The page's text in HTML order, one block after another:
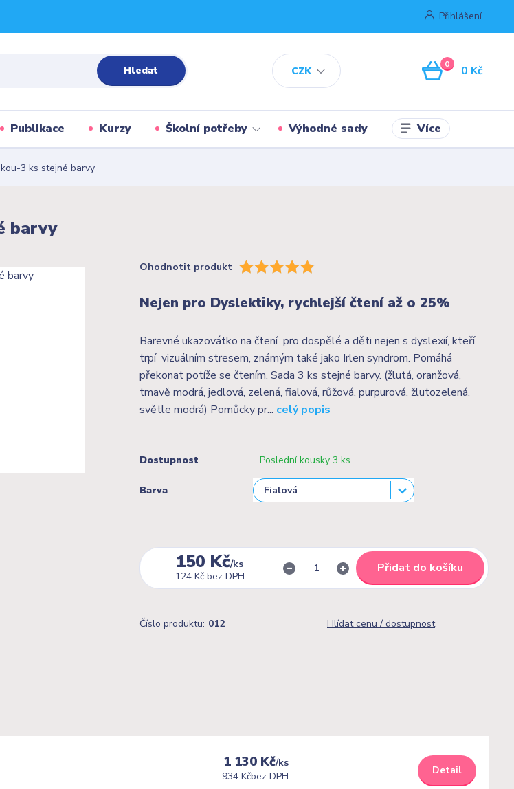
CZK
Přihlášení
Hledat 0 0 Kč
Publikace Kurzy Školní potřeby Výhodné sady Více
3 ks stejné barvy
barvy
Ohodnotit produkt
Nejen pro Dyslektiky, rychlejší čtení až o 25%
Barevné ukazovátko na čtení pro dospělé a děti nejen s dyslexií, kteří
trpí vizuálním stresem, známým také jako Irlen syndrom. Pomáhá
překonat potíže se čtením. Sada 3 ks stejné barvy. (žlutá, oranžová,
tmavě modrá, jedlová, zelená, fialová, růžová, purpurová, žlutozelená,
světle modrá) Pomůcky pr... celý popis
Dostupnost Poslední kousky 3 ks
Barva
150 Kč/ks
124 Kč bez DPH
Přidat do košíku
Číslo produktu: 012 Hlídat cenu / dostupnost
1 130 Kč/ks
934 Kčbez DPH Detail